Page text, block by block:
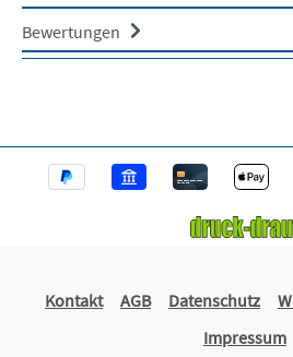
Bewertungen
Kontakt AGB Datenschutz
Impressum